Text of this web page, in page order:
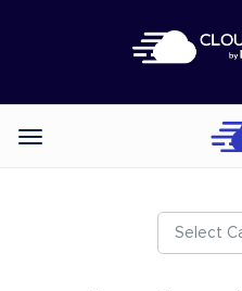
Categories
Select